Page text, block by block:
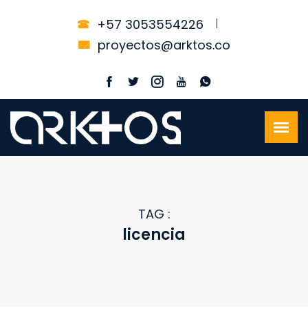
+57 3053554226
proyectos@arktos.co
TAG :
licencia